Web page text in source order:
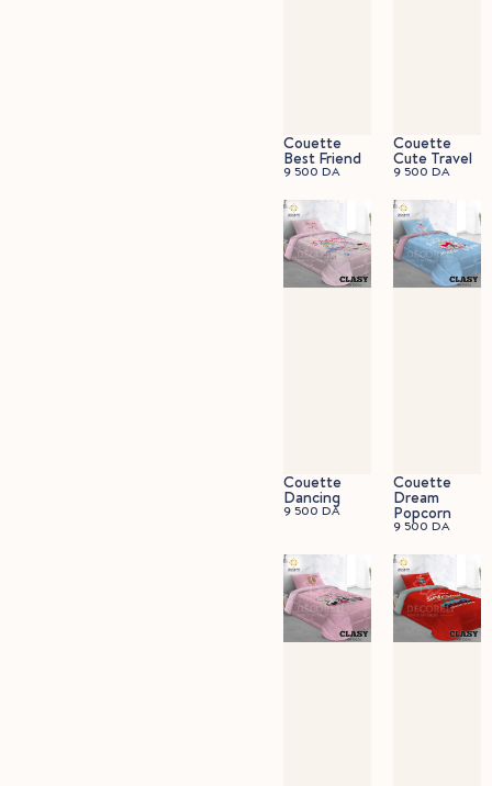
Couette
Best Friend
9 500DA
Couette
Cute Travel
9 500DA
Couette
Dancing
9 500DA
Couette
Dream
Popcorn
9 500DA